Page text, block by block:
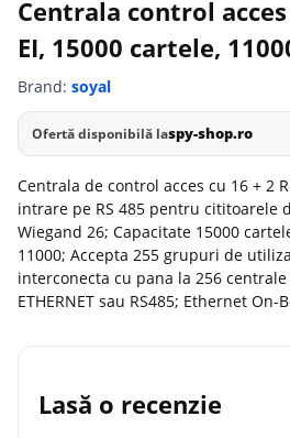
Centrala control acces
EI, 15000 cartele,
Brand: soyal
Ofertă disponibilă laspy-shop.ro
Centrala de control acces cu 16 + 2
intrare pe RS 485 pentru cititoarele
Wiegand 26; Capacitate 15000
11000; Accepta 255 grupuri de
interconecta cu pana la 256
ETHERNET sau RS485; Ethernet On-
Lasă o recenzie